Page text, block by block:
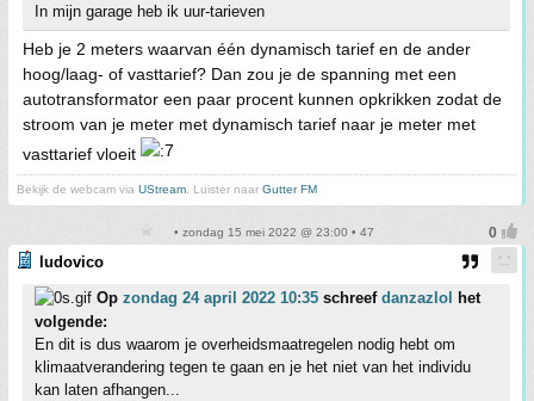
In mijn garage heb ik uur-tarieven
Heb je 2 meters waarvan één dynamisch tarief en de ander
hoog/laag- of vasttarief? Dan zou je de spanning met een
autotransformator een paar procent kunnen opkrikken zodat de
stroom van je meter met dynamisch tarief naar je meter met
vasttarief vloeit
Bekijk de webcam via UStream . Luister naar Gutter FM
• zondag 15 mei 2022 @ 23:00 • 47
ludovico
Op zondag 24 april 2022 10:35 schreef danzazlol
het
volgende:
En dit is dus waarom je overheidsmaatregelen nodig hebt om
klimaatverandering tegen te gaan en je het niet van het individu
kan laten afhangen...